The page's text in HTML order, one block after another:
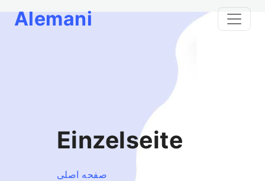
Alemani
Einzelseite
صفحه اصلی